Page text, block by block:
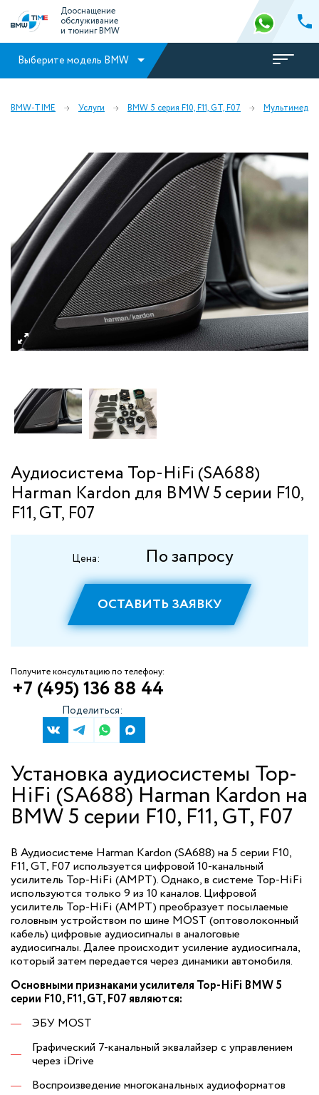
Дооснащение
обслуживание
и тюнинг BMW
Выберите модель BMW
BMW-TIME Услуги BMW 5 серия F10, F11, GT, F07 Мультимедиа
Аудиосистема Top-HiFi (SA688)
Harman Kardon для BMW 5 серии F10,
F11, GT, F07
Цена: По запросу
ОСТАВИТЬ ЗАЯВКУ
Получите консультацию по телефону:
+7 (495) 136 88 44
Поделиться:
Установка аудиосистемы Top-
HiFi (SA688) Harman Kardon на
BMW 5 серии F10, F11, GT, F07
В Аудиосистеме Harman Kardon (SA688) на 5 серии F10,
F11, GT, F07 используется цифровой 10-канальный
усилитель Top-HiFi (AMPT). Однако, в системе Top-HiFi
используются только 9 из 10 каналов. Цифровой
усилитель Top-HiFi (AMPT) преобразует посылаемые
головным устройством по шине MOST (оптоволоконный
кабель) цифровые аудиосигналы в аналоговые
аудиосигналы. Далее происходит усиление аудиосигнала,
который затем передается через динамики автомобиля.
Основными признаками усилителя Top-HiFi BMW 5
серии F10, F11, GT, F07 являются:
ЭБУ MOST
Графический 7-канальный эквалайзер с управлением
через iDrive
Воспроизведение многоканальных аудиоформатов